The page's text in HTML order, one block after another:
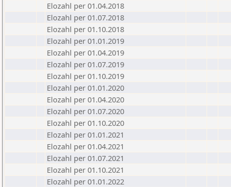
Elozahl per 01.04.2018
Elozahl per 01.07.2018
Elozahl per 01.10.2018
Elozahl per 01.01.2019
Elozahl per 01.04.2019
Elozahl per 01.07.2019
Elozahl per 01.10.2019
Elozahl per 01.01.2020
Elozahl per 01.04.2020
Elozahl per 01.07.2020
Elozahl per 01.10.2020
Elozahl per 01.01.2021
Elozahl per 01.04.2021
Elozahl per 01.07.2021
Elozahl per 01.10.2021
Elozahl per 01.01.2022